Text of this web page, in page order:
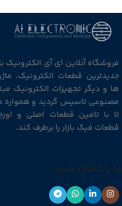
فروشگاه آنلاین ای آی الکترونیک
جدیدترین قطعات الکترونیک،
ها و دیگر تجهیزات الکترونیک
مصنوعی تاسیس گردید و همواره
تا با تامین قطعات اصلی و
قطعات فیک بازار را برطرف کند.
ما را دنبال کنید :